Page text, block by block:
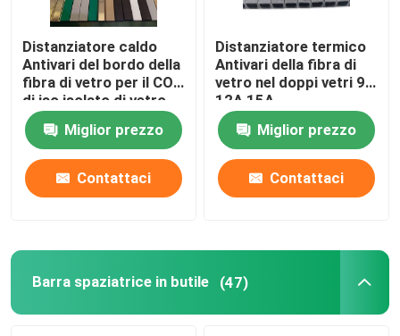
Distanziatore caldo
Antivari del bordo della
fibra di vetro per il COA
di iso isolato di vetro
Miglior prezzo
Contattaci
Distanziatore termico
Antivari della fibra di
vetro nel doppi vetri 9A
12A 15A
Miglior prezzo
Contattaci
Barra spaziatrice in butile (47)